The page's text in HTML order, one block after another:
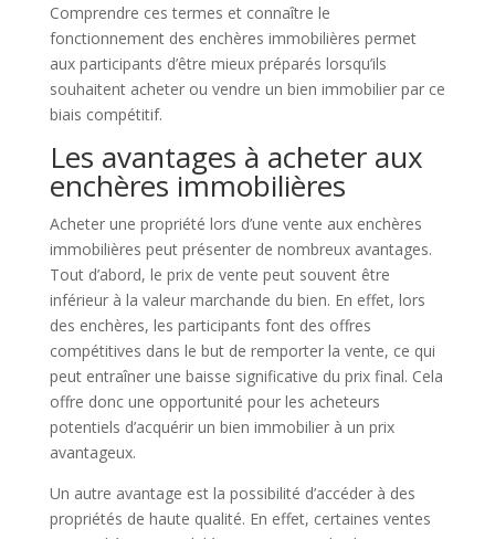
Comprendre ces termes et connaître le
fonctionnement des enchères immobilières permet
aux participants d’être mieux préparés lorsqu’ils
souhaitent acheter ou vendre un bien immobilier par ce
biais compétitif.
Les avantages à acheter aux
enchères immobilières
Acheter une propriété lors d’une vente aux enchères
immobilières peut présenter de nombreux avantages.
Tout d’abord, le prix de vente peut souvent être
inférieur à la valeur marchande du bien. En effet, lors
des enchères, les participants font des offres
compétitives dans le but de remporter la vente, ce qui
peut entraîner une baisse significative du prix final. Cela
offre donc une opportunité pour les acheteurs
potentiels d’acquérir un bien immobilier à un prix
avantageux.
Un autre avantage est la possibilité d’accéder à des
propriétés de haute qualité. En effet, certaines ventes